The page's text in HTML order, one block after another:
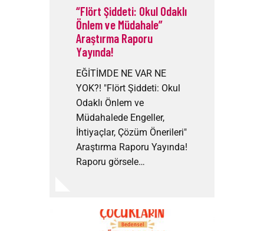
“Flört Şiddeti: Okul Odaklı
Önlem ve Müdahale”
Araştırma Raporu
Yayında!
EĞİTİMDE NE VAR NE
YOK?! "Flört Şiddeti: Okul
Odaklı Önlem ve
Müdahalede Engeller,
İhtiyaçlar, Çözüm Önerileri"
Araştırma Raporu Yayında!
Raporu görsele…